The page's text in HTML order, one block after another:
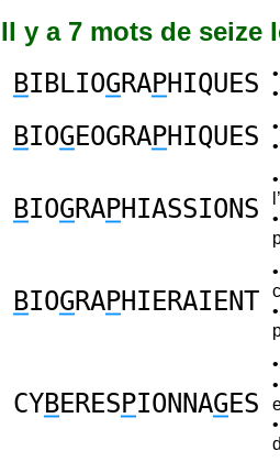
Il y a 7 mots de seize
BIBLIOGRAPHIQUES •
•
BIOGEOGRAPHIQUES •
•
BIOGRAPHIASSIONS
•
•
BIOGRAPHIERAIENT
•
•
CYBERESPIONNAGES
•
•
•